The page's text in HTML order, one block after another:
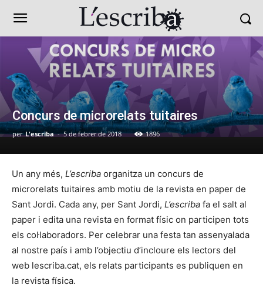
Concurs de microrelats tuitaires
per L'escriba - 5 de febrer de 2018 1896
Un any més, L’escriba organitza un concurs de
microrelats tuitaires amb motiu de la revista en paper de
Sant Jordi. Cada any, per Sant Jordi, L’escriba fa el salt al
paper i edita una revista en format físic on participen tots
els col·laboradors. Per celebrar una festa tan assenyalada
al nostre país i amb l’objectiu d’incloure els lectors del
web lescriba.cat, els relats participants es publiquen en
la revista física.